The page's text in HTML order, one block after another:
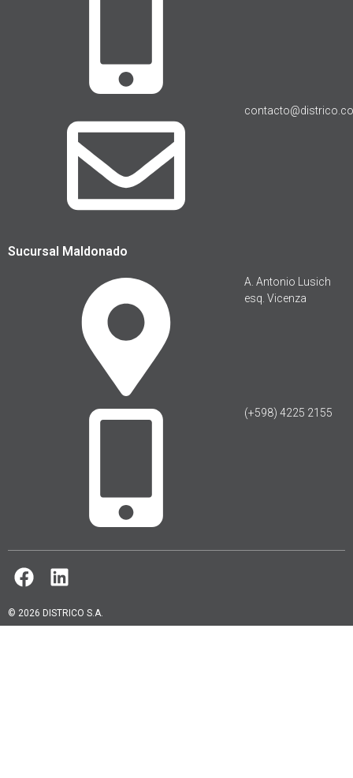
Sucursal Maldonado
A. Antonio Lusich
esq. Vicenza
(+598) 4225 2155
© 2026 DISTRICO S.A.